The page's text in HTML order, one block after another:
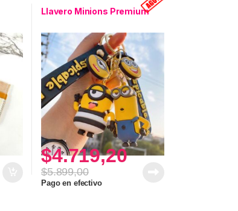
Llavero Minions Premium
$4.719,20
$5.899,00
Pago en efectivo